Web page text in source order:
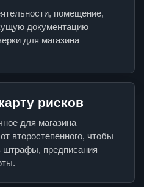
помещение,
документацию
для магазина
рисков
для магазина
второстепенного, чтобы
штрафы, предписания